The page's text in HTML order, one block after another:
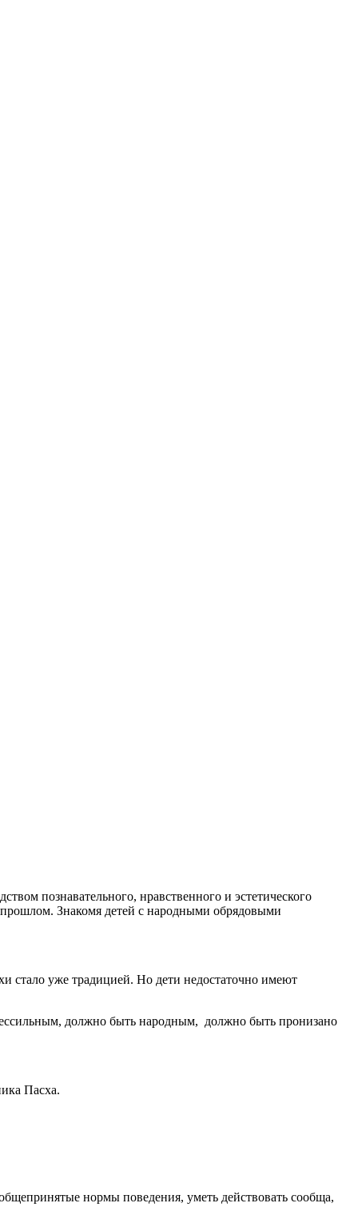
познавательного, нравственного и эстетического
прошлом. Знакомя детей с народными обрядовыми
стало уже традицией. Но дети недостаточно имеют
должно быть народным, должно быть пронизано
Пасха.
нормы поведения, уметь действовать сообща,